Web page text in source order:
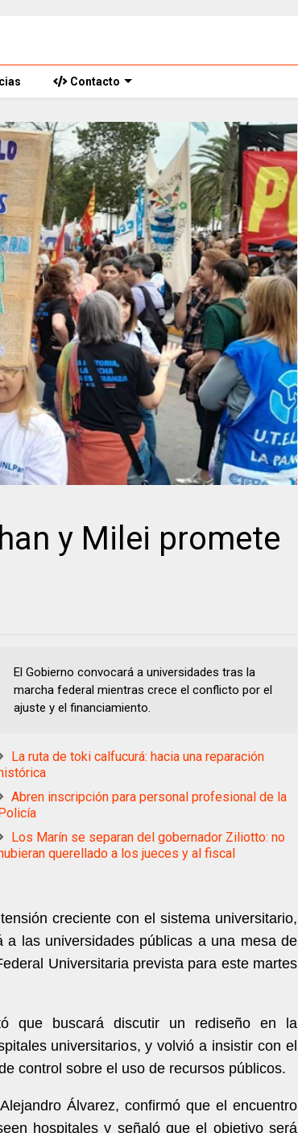
Contacto
y Milei promete
El Gobierno convocará a universidades tras la
marcha federal mientras crece el conflicto por el
ajuste y el financiamiento.
La ruta de toki calfucurá: hacia una reparación
Abren inscripción para personal profesional de la
Los Marín se separan del gobernador Ziliotto: no
querellado a los jueces y al fiscal
creciente con el sistema universitario,
las universidades públicas a una mesa de
Universitaria prevista para este martes
que buscará discutir un rediseño en la
universitarios, y volvió a insistir con el
control sobre el uso de recursos públicos.
Álvarez, confirmó que el encuentro
hospitales y señaló que el objetivo será